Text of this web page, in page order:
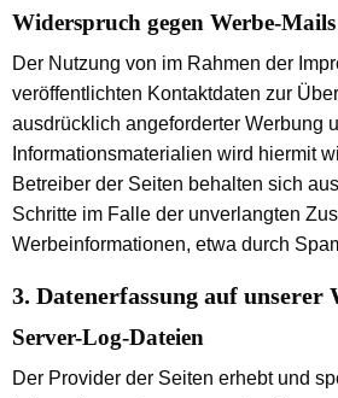
Widerspruch gegen Werbe-Mails
Der Nutzung von im Rahmen der
veröffentlichten Kontaktdaten zur
ausdrücklich angeforderter Werbung
Informationsmaterialien wird hiermit
Betreiber der Seiten behalten sich
Schritte im Falle der unverlangten
Werbeinformationen, etwa durch
3. Datenerfassung auf unserer
Server-Log-Dateien
Der Provider der Seiten erhebt und